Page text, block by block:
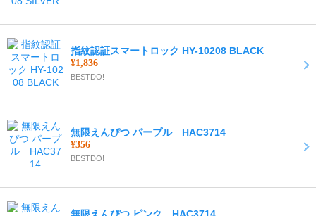
指紋認証スマートロック HY-10208 BLACK
¥1,836
BESTDO!
無限えんぴつ パープル HAC3714
¥356
BESTDO!